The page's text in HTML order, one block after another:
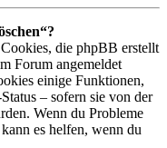
die phpBB erstellt
Forum angemeldet
einige Funktionen,
– sofern sie von der
Wenn du Probleme
es helfen, wenn du